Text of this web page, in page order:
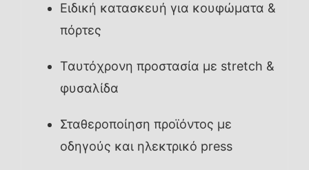
Ειδική κατασκευή για κουφώματα &
πόρτες
Ταυτόχρονη προστασία με stretch &
φυσαλίδα
Σταθεροποίηση προϊόντος με
οδηγούς και ηλεκτρικό press